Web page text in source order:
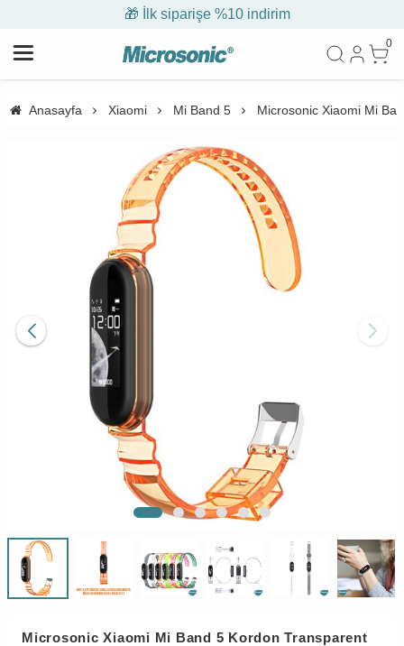
🎁 İlk siparişe %10 indirim
0
Anasayfa Xiaomi Mi Band 5 Microsonic Xiaomi Mi
Microsonic Xiaomi Mi Band 5 Kordon Transparent